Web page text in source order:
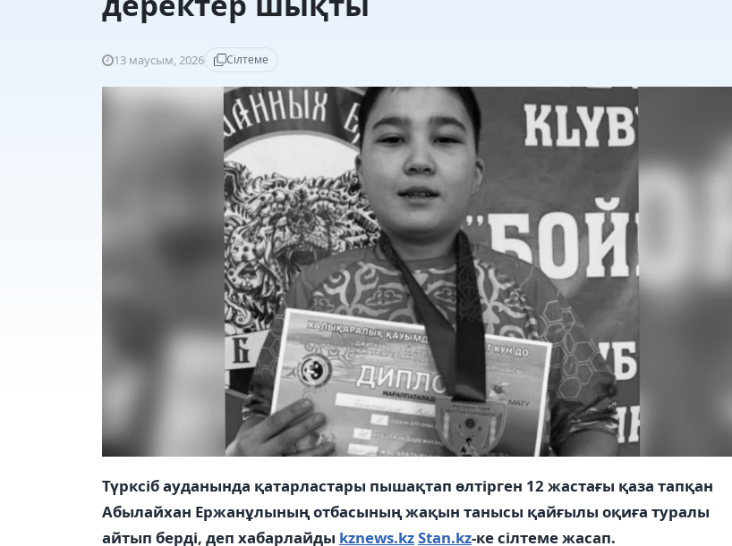
13 маусым, 2026 Сілтеме
Түрксіб ауданында қатарластары пышақтап өлтірген 12 жастағы қаза тапқан
Абылайхан Ержанұлының отбасының жақын танысы қайғылы оқиға туралы
айтып берді, деп хабарлайды kznews.kzStan.kz-ке сілтеме жасап.